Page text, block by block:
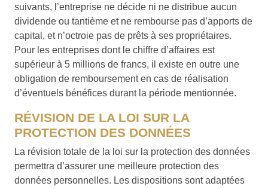
suivants, l’entreprise ne décide ni ne distribue aucun
dividende ou tantième et ne rembourse pas d’apports de
capital, et n’octroie pas de prêts à ses propriétaires.
Pour les entreprises dont le chiffre d’affaires est
supérieur à 5 millions de francs, il existe en outre une
obligation de remboursement en cas de réalisation
d’éventuels bénéfices durant la période mentionnée.
RÉVISION DE LA LOI SUR LA
PROTECTION DES DONNÉES
La révision totale de la loi sur la protection des données
permettra d’assurer une meilleure protection des
données personnelles. Les dispositions sont adaptées